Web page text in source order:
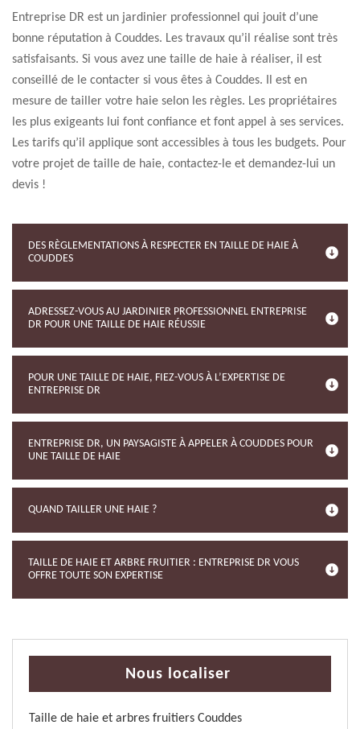
Entreprise DR est un jardinier professionnel qui jouit d’une
bonne réputation à Couddes. Les travaux qu’il réalise sont très
satisfaisants. Si vous avez une taille de haie à réaliser, il est
conseillé de le contacter si vous êtes à Couddes. Il est en
mesure de tailler votre haie selon les règles. Les propriétaires
les plus exigeants lui font confiance et font appel à ses services.
Les tarifs qu’il applique sont accessibles à tous les budgets. Pour
votre projet de taille de haie, contactez-le et demandez-lui un
devis !
DES RÈGLEMENTATIONS À RESPECTER EN TAILLE DE HAIE À
COUDDES
ADRESSEZ-VOUS AU JARDINIER PROFESSIONNEL ENTREPRISE
DR POUR UNE TAILLE DE HAIE RÉUSSIE
POUR UNE TAILLE DE HAIE, FIEZ-VOUS À L’EXPERTISE DE
ENTREPRISE DR
ENTREPRISE DR, UN PAYSAGISTE À APPELER À COUDDES POUR
UNE TAILLE DE HAIE
QUAND TAILLER UNE HAIE ?
TAILLE DE HAIE ET ARBRE FRUITIER : ENTREPRISE DR VOUS
OFFRE TOUTE SON EXPERTISE
Nous localiser
Taille de haie et arbres fruitiers Couddes